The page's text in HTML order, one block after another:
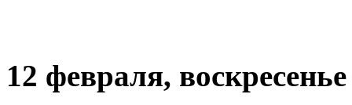
12 февраля, воскресенье